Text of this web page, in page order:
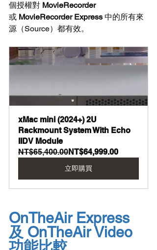
個授權對 MovieRecorder
或 MovieRecorder Express 中的所有來
源（Source）都有效。
xMac mini (2024+) 2U
Rackmount System With Echo
IIDV Module
NT$65,400.00NT$64,999.00
立即購買
OnTheAir Express
及 OnTheAir Video
功能比較